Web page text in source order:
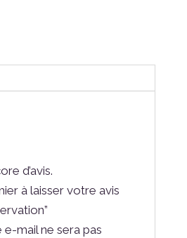
d’avis.
à laisser votre avis
mail ne sera pas